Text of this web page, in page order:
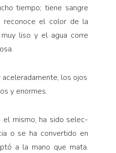
tiempo; tiene sangre
reconoce el color de la
liso y el agua corre
los ojos
y enormes.
el mismo, ha sido selec­
o se ha convertido en
a la mano que mata.